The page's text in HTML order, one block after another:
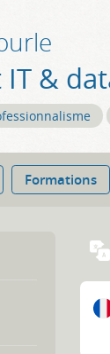
&
Formations